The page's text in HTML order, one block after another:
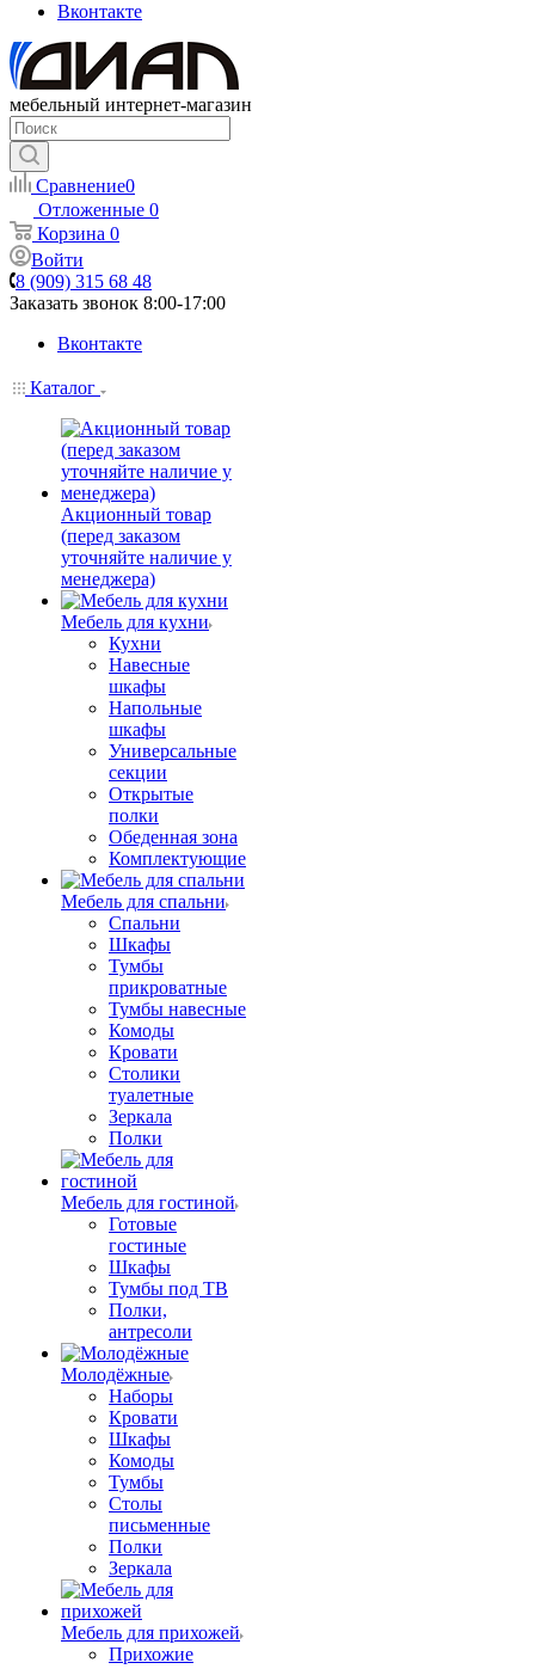
Вконтакте
мебельный интернет-магазин
Сравнение0
Отложенные 0
Корзина 0
Войти
8 (909) 315 68 48
Заказать звонок 8:00-17:00
Вконтакте
Каталог
Акционный товар
(перед заказом
уточняйте наличие у
менеджера)
Мебель для кухни
Кухни
Навесные
шкафы
Напольные
шкафы
Универсальные
секции
Открытые
полки
Обеденная зона
Комплектующие
Мебель для спальни
Спальни
Шкафы
Тумбы
прикроватные
Тумбы навесные
Комоды
Кровати
Столики
туалетные
Зеркала
Полки
Мебель для гостиной
Готовые
гостиные
Шкафы
Тумбы под ТВ
Полки,
антресоли
Молодёжные
Наборы
Кровати
Шкафы
Комоды
Тумбы
Столы
письменные
Полки
Зеркала
Мебель для прихожей
Прихожие